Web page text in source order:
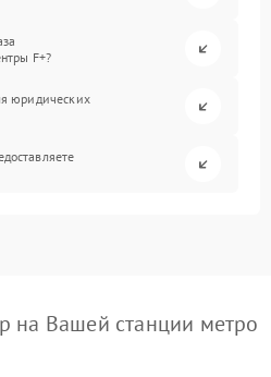
F+?
юридических
на Вашей станции метро